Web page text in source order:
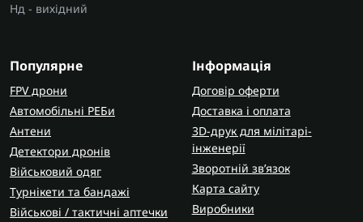
Як конструкція стільців для ванної та
процедури?
Конструкція стільців для ванної, душу та туалету
передбачають продумане сидіння, не слизьку
поверхню, стійкі ніжки та поручні, що значно
спрощують процес купання чи відвідування
туалету. Людині легше сісти, встати та зберегти
рівновагу без сторонньої допомоги. У поєднанні
змедичними ліжкамиз функцією коригування
Нд - вихідний
Популярне
FPV дрони
Автомобільні РЕБи
Антени
Детектори дронів
Військовий одяг
Турнікети та бандажі
Військові / тактичні аптечки
Інформація
Договір оферти
Доставка і оплата
3D-друк для мілітарі-
інженерії
Зворотній зв’язок
Карта сайту
Виробники